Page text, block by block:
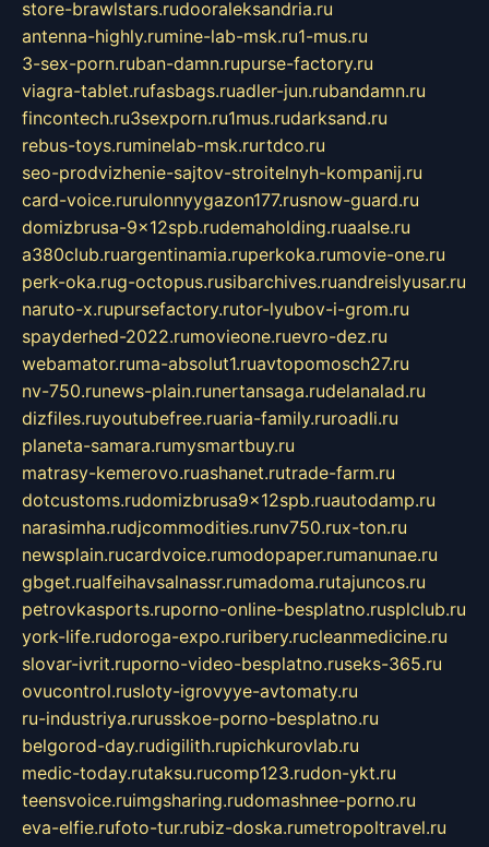
store-brawlstars.rudooraleksandria.ru
antenna-highly.rumine-lab-msk.ru1-mus.ru
3-sex-porn.ruban-damn.rupurse-factory.ru
viagra-tablet.rufasbags.ruadler-jun.rubandamn.ru
fincontech.ru3sexporn.ru1mus.rudarksand.ru
rebus-toys.ruminelab-msk.rurtdco.ru
seo-prodvizhenie-sajtov-stroitelnyh-kompanij.ru
card-voice.rurulonnyygazon177.rusnow-guard.ru
domizbrusa-9x12spb.rudemaholding.ruaalse.ru
a380club.ruargentinamia.ruperkoka.rumovie-one.ru
perk-oka.rug-octopus.rusibarchives.ruandreislyusar.ru
naruto-x.rupursefactory.rutor-lyubov-i-grom.ru
spayderhed-2022.rumovieone.ruevro-dez.ru
webamator.ruma-absolut1.ruavtopomosch27.ru
nv-750.runews-plain.runertansaga.rudelanalad.ru
dizfiles.ruyoutubefree.ruaria-family.ruroadli.ru
planeta-samara.rumysmartbuy.ru
matrasy-kemerovo.ruashanet.rutrade-farm.ru
dotcustoms.rudomizbrusa9x12spb.ruautodamp.ru
narasimha.rudjcommodities.runv750.rux-ton.ru
newsplain.rucardvoice.rumodopaper.rumanunae.ru
gbget.rualfeihavsalnassr.rumadoma.rutajuncos.ru
petrovkasports.ruporno-online-besplatno.rusplclub.ru
york-life.rudoroga-expo.ruribery.rucleanmedicine.ru
slovar-ivrit.ruporno-video-besplatno.ruseks-365.ru
ovucontrol.rusloty-igrovyye-avtomaty.ru
ru-industriya.rurusskoe-porno-besplatno.ru
belgorod-day.rudigilith.rupichkurovlab.ru
medic-today.rutaksu.rucomp123.rudon-ykt.ru
teensvoice.ruimgsharing.rudomashnee-porno.ru
eva-elfie.rufoto-tur.rubiz-doska.rumetropoltravel.ru